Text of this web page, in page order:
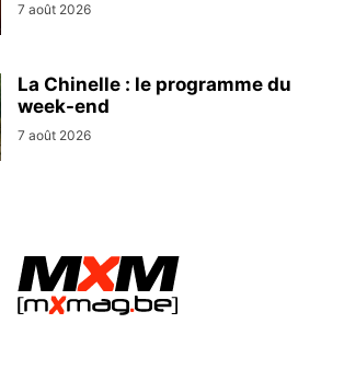
7 août 2026
La Chinelle : le programme du
week-end
7 août 2026